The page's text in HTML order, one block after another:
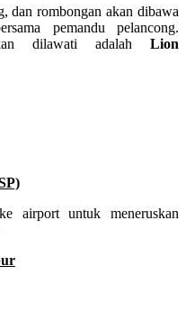
dan rombongan akan dibawa
pemandu pelancong.
dilawati adalah Lion
airport untuk meneruskan